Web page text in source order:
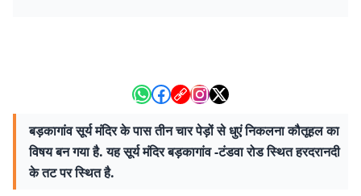
बड़कागांव सूर्य मंदिर के पास तीन चार पेड़ों से धुएं निकलना कौतूहल का
विषय बन गया है. यह सूर्य मंदिर बड़कागांव -टंडवा रोड स्थित हरदरानदी
के तट पर स्थित है.